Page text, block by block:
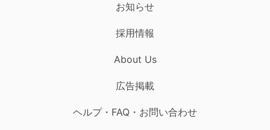
お知らせ
採用情報
About Us
広告掲載
ヘルプ・FAQ・お問い合わせ